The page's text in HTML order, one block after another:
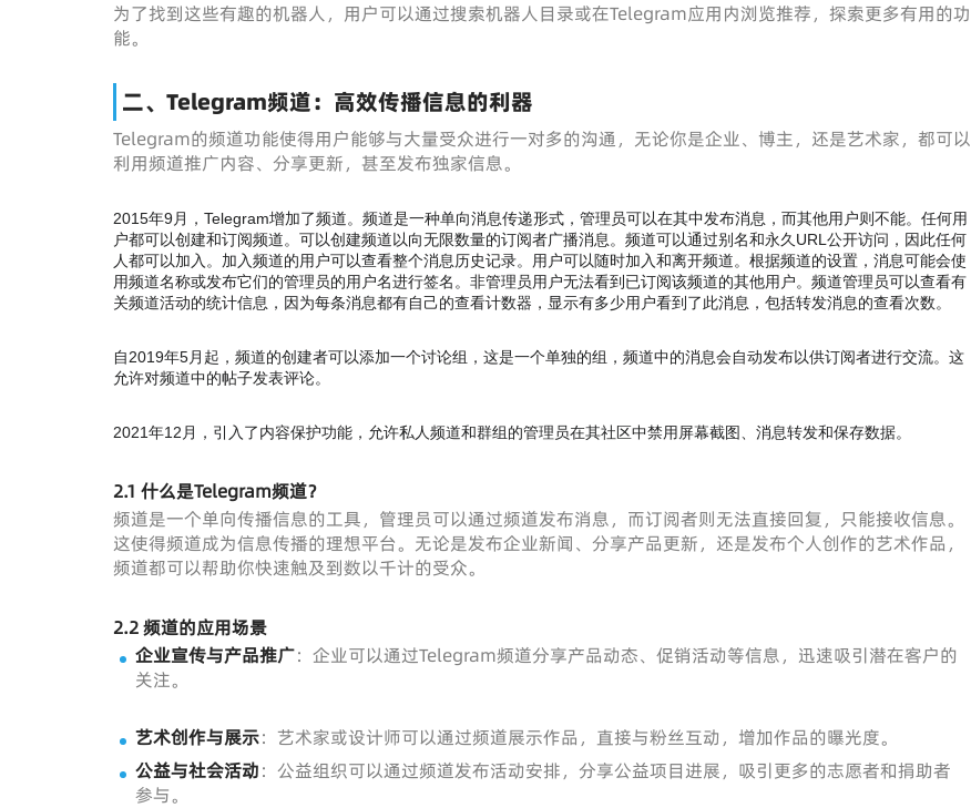
为了找到这些有趣的机器人，用户可以通过搜索机器人目录或在Telegram应用内浏览推荐，探索更多有用的功
能。
二、Telegram频道：高效传播信息的利器
Telegram的频道功能使得用户能够与大量受众进行一对多的沟通，无论你是企业、博主，还是艺术家，都可以
利用频道推广内容、分享更新，甚至发布独家信息。
2015年9月，Telegram增加了频道。频道是一种单向消息传递形式，管理员可以在其中发布消息，而其他用户则不能。任何用
户都可以创建和订阅频道。可以创建频道以向无限数量的订阅者广播消息。频道可以通过别名和永久URL公开访问，因此任何
人都可以加入。加入频道的用户可以查看整个消息历史记录。用户可以随时加入和离开频道。根据频道的设置，消息可能会使
用频道名称或发布它们的管理员的用户名进行签名。非管理员用户无法看到已订阅该频道的其他用户。频道管理员可以查看有
关频道活动的统计信息，因为每条消息都有自己的查看计数器，显示有多少用户看到了此消息，包括转发消息的查看次数。
自2019年5月起，频道的创建者可以添加一个讨论组，这是一个单独的组，频道中的消息会自动发布以供订阅者进行交流。这
允许对频道中的帖子发表评论。
2021年12月，引入了内容保护功能，允许私人频道和群组的管理员在其社区中禁用屏幕截图、消息转发和保存数据。
2.1 什么是Telegram频道？
频道是一个单向传播信息的工具，管理员可以通过频道发布消息，而订阅者则无法直接回复，只能接收信息。
这使得频道成为信息传播的理想平台。无论是发布企业新闻、分享产品更新，还是发布个人创作的艺术作品，
频道都可以帮助你快速触及到数以千计的受众。
2.2 频道的应用场景
企业宣传与产品推广：企业可以通过Telegram频道分享产品动态、促销活动等信息，迅速吸引潜在客户的
关注。
艺术创作与展示：艺术家或设计师可以通过频道展示作品，直接与粉丝互动，增加作品的曝光度。
公益与社会活动：公益组织可以通过频道发布活动安排，分享公益项目进展，吸引更多的志愿者和捐助者
参与。